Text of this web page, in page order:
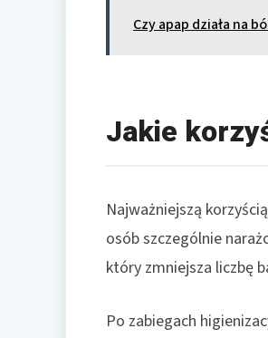
Czy apap działa na
Jakie
Najważniejszą
osób szczególnie
który zmniejsza liczbę
Po zabiegach